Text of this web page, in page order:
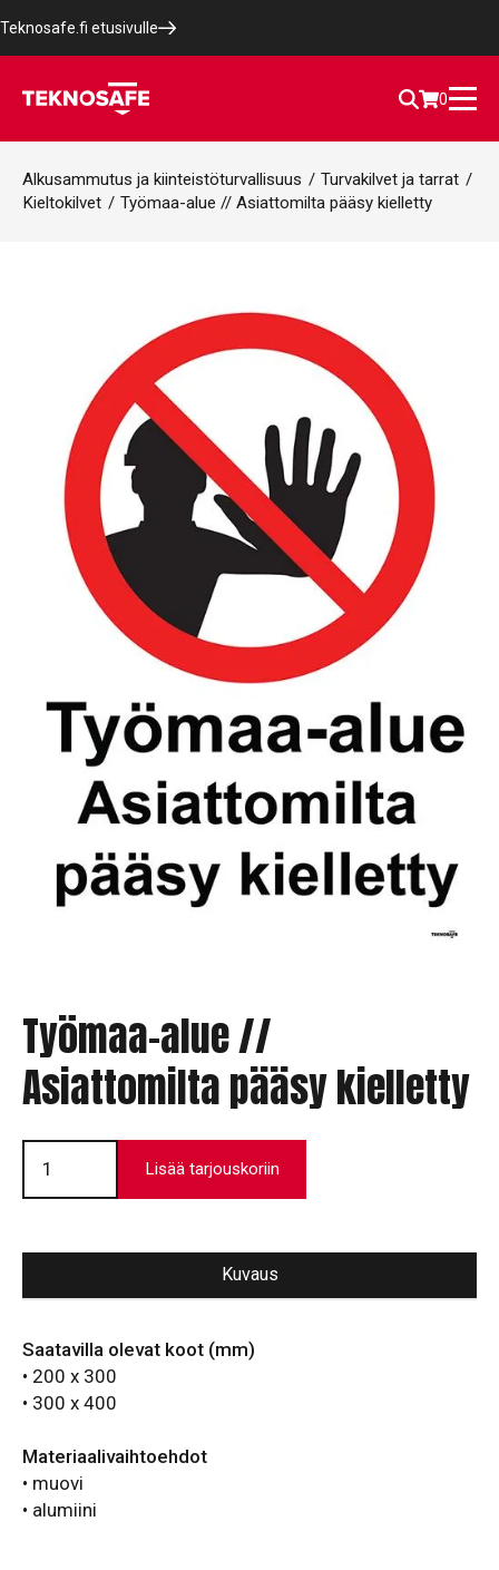
Teknosafe.fi etusivulle
0
Alkusammutus ja kiinteistöturvallisuus / Turvakilvet ja tarrat /
Kieltokilvet / Työmaa-alue // Asiattomilta pääsy kielletty
Työmaa-alue //
Asiattomilta pääsy kielletty
Työmaa-
alue
Asiattomilta
Lisää tarjouskoriin
Kuvaus
Saatavilla olevat koot (mm)
• 200 x 300
• 300 x 400
Materiaalivaihtoehdot
• muovi
• alumiini